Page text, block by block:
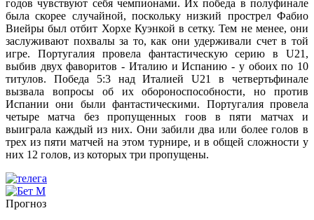
годов чувствуют себя чемпионами. Их победа в полуфинале
была скорее случайной, поскольку низкий прострел Фабио
Виейры был отбит Хорхе Куэнкой в сетку. Тем не менее, они
заслуживают похвалы за то, как они удерживали счет в той
игре. Португалия провела фантастическую серию в U21,
выбив двух фаворитов - Италию и Испанию - у обоих по 10
титулов. Победа 5:3 над Италией U21 в четвертьфинале
вызвала вопросы об их обороноспособности, но против
Испании они были фантастическими. Португалия провела
четыре матча без пропущенных гоов в пяти матчах и
выиграла каждый из них. Они забили два или более голов в
трех из пяти матчей на этом турнире, и в общей сложности у
них 12 голов, из которых три пропущены.
Прогноз